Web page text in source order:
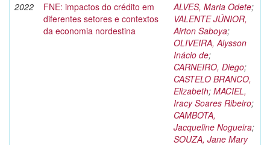
2022
FNE: impactos do crédito em
diferentes setores e contextos
da economia nordestina
ALVES, Maria Odete;
VALENTE JÚNIOR,
Airton Saboya;
OLIVEIRA, Alysson
Inácio de;
CARNEIRO, Diego;
CASTELO BRANCO,
Elizabeth; MACIEL,
Iracy Soares Ribeiro;
CAMBOTA,
Jacqueline Nogueira;
SOUZA, Jane Mary